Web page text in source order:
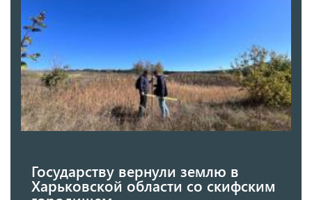
Государству вернули землю в
Харьковской области со скифским